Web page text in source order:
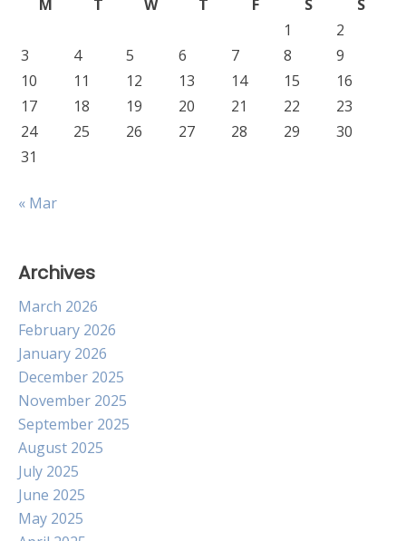
M
T W T F S
S
1
2
3
4 5 6 7 8
9
10
11 12 13 14 15
16
17
18 19 20 21 22
23
24
25 26 27 28 29
30
31
« Mar
Archives
March 2026
February 2026
January 2026
December 2025
November 2025
September 2025
August 2025
July 2025
June 2025
May 2025